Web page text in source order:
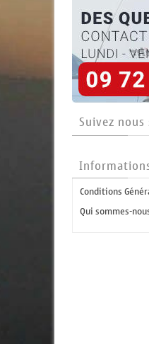
Suivez
Conditions
Qui sommes-